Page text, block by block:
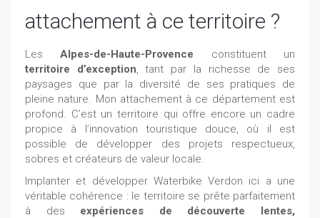
attachement à ce territoire ?
LesAlpes-de-Haute-Provence constituent un
territoire d’exception, tant par la richesse de ses
paysages que par la diversité de ses pratiques de
pleine nature. Mon attachement à ce département est
profond. C’est un territoire qui offre encore un cadre
propice à l’innovation touristique douce, où il est
possible de développer des projets respectueux,
sobres et créateurs de valeur locale.
Implanter et développer Waterbike Verdon ici a une
véritable cohérence : le territoire se prête parfaitement
à des expériences de découverte lentes,